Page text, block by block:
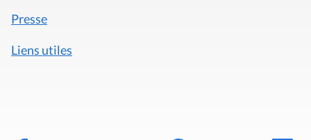
Presse
Liens utiles